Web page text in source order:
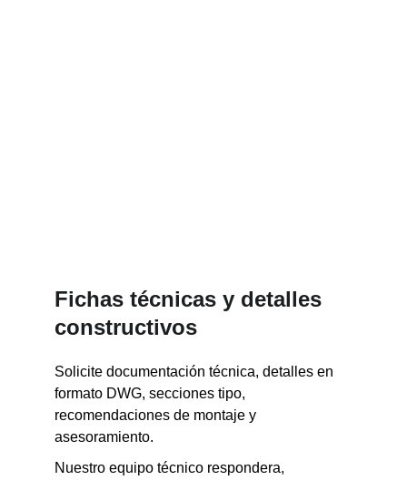
Fichas técnicas y detalles
constructivos
Solicite documentación técnica, detalles en
formato DWG, secciones tipo,
recomendaciones de montaje y
asesoramiento.
Nuestro equipo técnico respondera,